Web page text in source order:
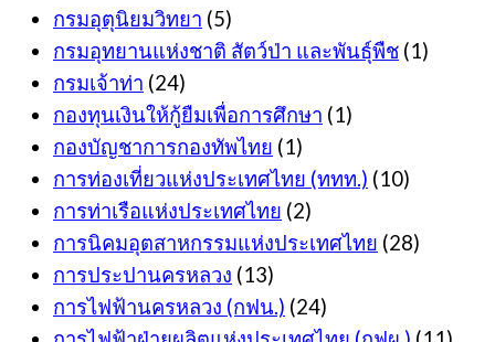
กรมอุตุนิยมวิทยา (5)
กรมอุทยานแห่งชาติ สัตว์ป่า และพันธุ์พืช (1)
กรมเจ้าท่า (24)
กองทุนเงินให้กู้ยืมเพื่อการศึกษา (1)
กองบัญชาการกองทัพไทย (1)
การท่องเที่ยวแห่งประเทศไทย (ททท.) (10)
การท่าเรือแห่งประเทศไทย (2)
การนิคมอุตสาหกรรมแห่งประเทศไทย (28)
การประปานครหลวง (13)
การไฟฟ้านครหลวง (กฟน.) (24)